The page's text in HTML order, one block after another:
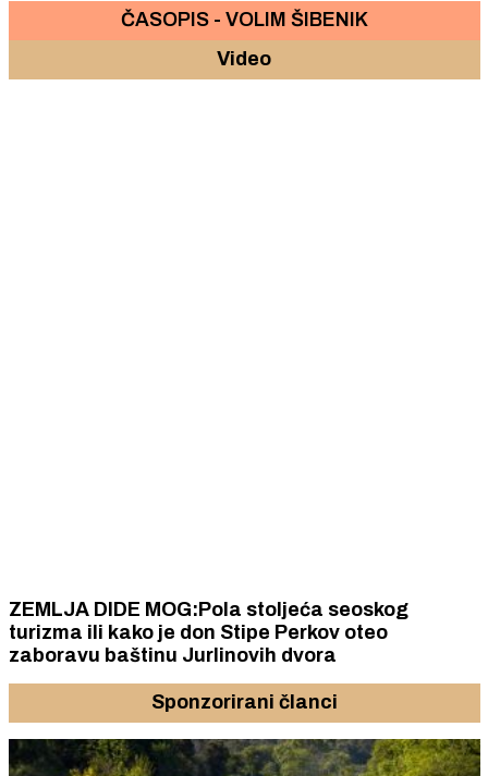
ČASOPIS - VOLIM ŠIBENIK
Video
ZEMLJA DIDE MOG:Pola stoljeća seoskog
turizma ili kako je don Stipe Perkov oteo
zaboravu baštinu Jurlinovih dvora
Sponzorirani članci